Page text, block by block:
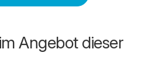
Angebot dieser